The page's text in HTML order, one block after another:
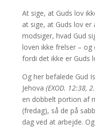
At sige, at Guds lov
at sige, at Guds lov
modsiger, hvad Gud
loven ikke frelser – og
fordi det ikke er Guds
Og her befalede Gud
Jehova (EXOD. 12:38,
en dobbelt portion af
(fredag), så de på
dag ved at arbejde.